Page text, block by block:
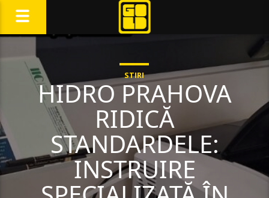
STIRI
HIDRO PRAHOVA
RIDICĂ
STANDARDELE:
INSTRUIRE